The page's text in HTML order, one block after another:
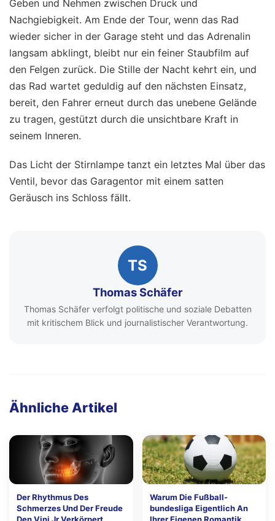
Geben und Nehmen zwischen Druck und
Nachgiebigkeit. Am Ende der Tour, wenn das Rad
wieder sicher in der Garage steht und das Adrenalin
langsam abklingt, bleibt nur ein feiner Staubfilm auf
den Felgen zurück. Die Stille der Nacht kehrt ein, und
das Rad wartet geduldig auf den nächsten Einsatz,
bereit, den Fahrer erneut durch das unebene Gelände
zu tragen, gestützt durch die unsichtbare Kraft in
seinem Inneren.
Das Licht der Stirnlampe tanzt ein letztes Mal über das
Ventil, bevor das Garagentor mit einem satten
Geräusch ins Schloss fällt.
TS
Thomas Schäfer
Thomas Schäfer verfolgt politische und soziale Debatten
mit kritischem Blick und journalistischer Verantwortung.
Ähnliche Artikel
Der Rhythmus Des
Schmerzes Und Der Freude
Warum Die Fußball-
bundesliga Eigentlich An